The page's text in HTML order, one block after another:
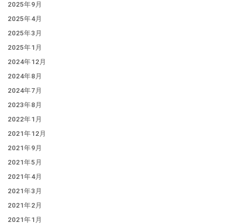
2025年9月
2025年4月
2025年3月
2025年1月
2024年12月
2024年8月
2024年7月
2023年8月
2022年1月
2021年12月
2021年9月
2021年5月
2021年4月
2021年3月
2021年2月
2021年1月